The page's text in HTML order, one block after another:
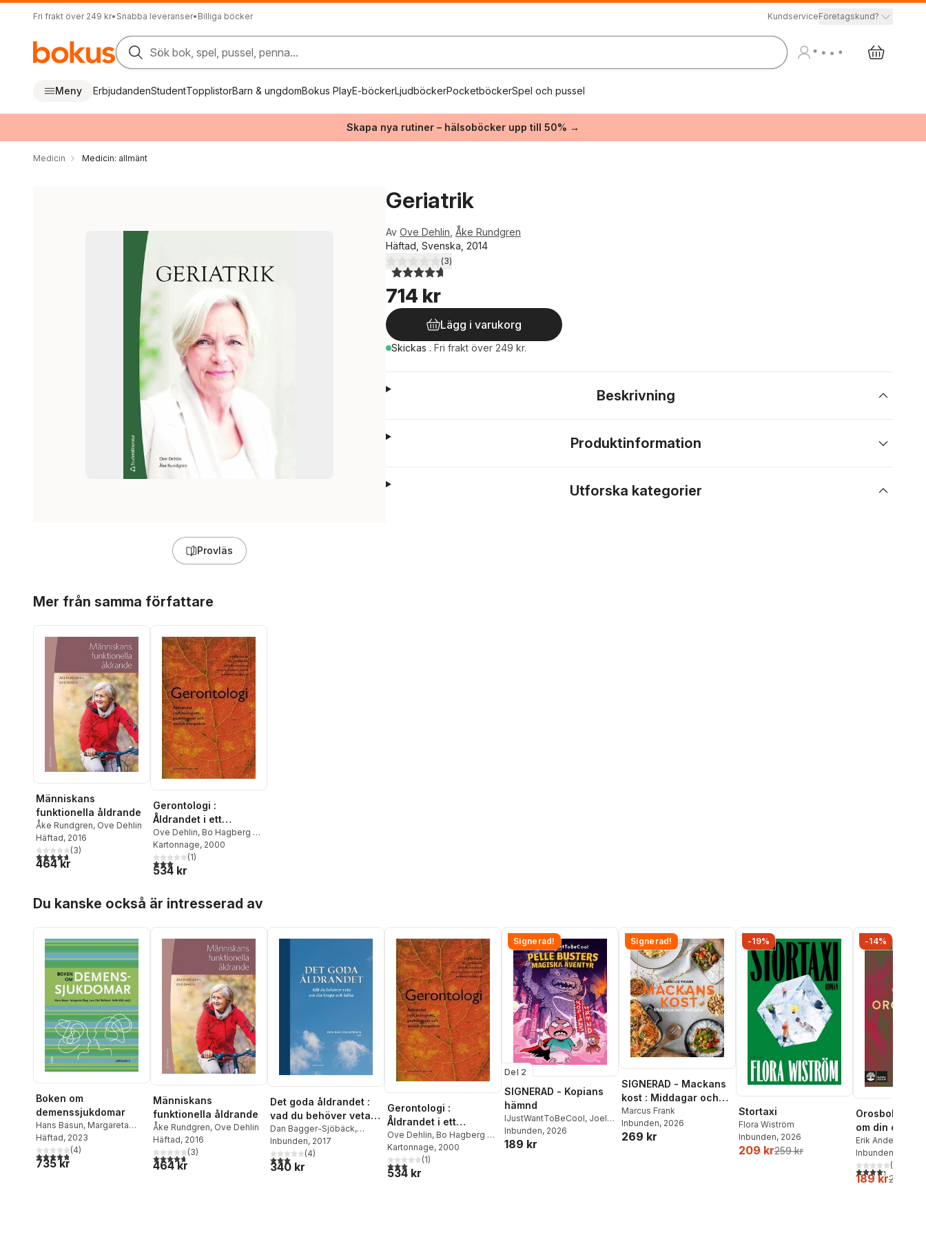
Fri frakt över 249 kr• Snabba leveranser• Billiga böcker KundserviceFöretagskund?
Sök bok, spel, pussel, penna...
Meny ErbjudandenStudentTopplistorBarn & ungdomBokus PlayE-böckerLjudböckerPocketböckerSpel och pussel
Skapa nya rutiner – hälsoböcker upp till 50% →
Medicin Medicin: allmänt
Provläs
Geriatrik
Av Ove Dehlin Åke Rundgren
Häftad, Svenska, 2014
4,7utav 5 stjärnor. Totalt antal röster:
(3)
714 kr
Lägg i varukorg
Skickas . Fri frakt över 249 kr.
Beskrivning
Produktinformation
Utforska kategorier
Mer från samma författare
Människans
funktionella åldrande
Åke Rundgren, Ove Dehlin
Häftad, 2016
4,7utav 5 stjärnor. Totalt antal röster:
(3)
464 kr
Gerontologi :
Åldrandet i ett
biologiskt,
psykologiskt och
socialt perspektiv
Ove Dehlin, Bo Hagberg m
fl
Kartonnage, 2000
3,0utav 5 stjärnor. Totalt antal röster:
(1)
534 kr
Du kanske också är intresserad av
Boken om
demenssjukdomar
Hans Basun, Margareta
Skog,Lars-Olof Wahlund
Helle Wijk
Häftad, 2023
4,8utav 5 stjärnor. Totalt antal röster:
(4)
735 kr
Människans
funktionella åldrande
Åke Rundgren, Ove Dehlin
Häftad, 2016
4,7utav 5 stjärnor. Totalt antal röster:
(3)
464 kr
Det goda åldrandet :
vad du behöver veta
om din kropp och
hälsa
Dan Bagger-Sjöbäck,
Stefan Arver,Marianne
Beausang-Linder
Bergenius
Inbunden, 2017
3,0utav 5 stjärnor. Totalt antal röster:
(4)
340 kr
Gerontologi :
Åldrandet i ett
biologiskt,
psykologiskt och
socialt perspektiv
Ove Dehlin, Bo Hagberg m
fl
Kartonnage, 2000
3,0utav 5 stjärnor. Totalt antal röster:
(1)
534 kr
Signerad!
Del 2
SIGNERAD - Kopians
hämnd
IJustWantToBeCool, Joel
Adolphson,Emil Ejdemo
Beer ,Victor Beer
Inbunden, 2026
189 kr
Signerad!
SIGNERAD - Mackans
kost : Middagar och
matlådor
Marcus Frank
Inbunden, 2026
269 kr
-19%
Stortaxi
Flora Wiström
Inbunden, 2026
209 kr259 kr
-14%
Orosboken :
om din oro i
Erik Andersson
Wahlund
Inbunden
4,3utav 5(
189 kr219 kr